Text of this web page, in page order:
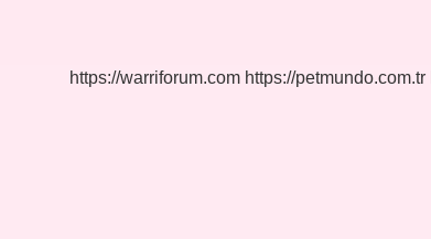
https://warriforum.com https://petmundo.com.tr